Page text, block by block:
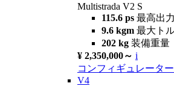
Multistrada V2 S
115.6 ps 最高出力
9.6 kgm 最大ト
202 kg 装備重量
¥ 2,350,000～ i
コンフィギュレーター
V4